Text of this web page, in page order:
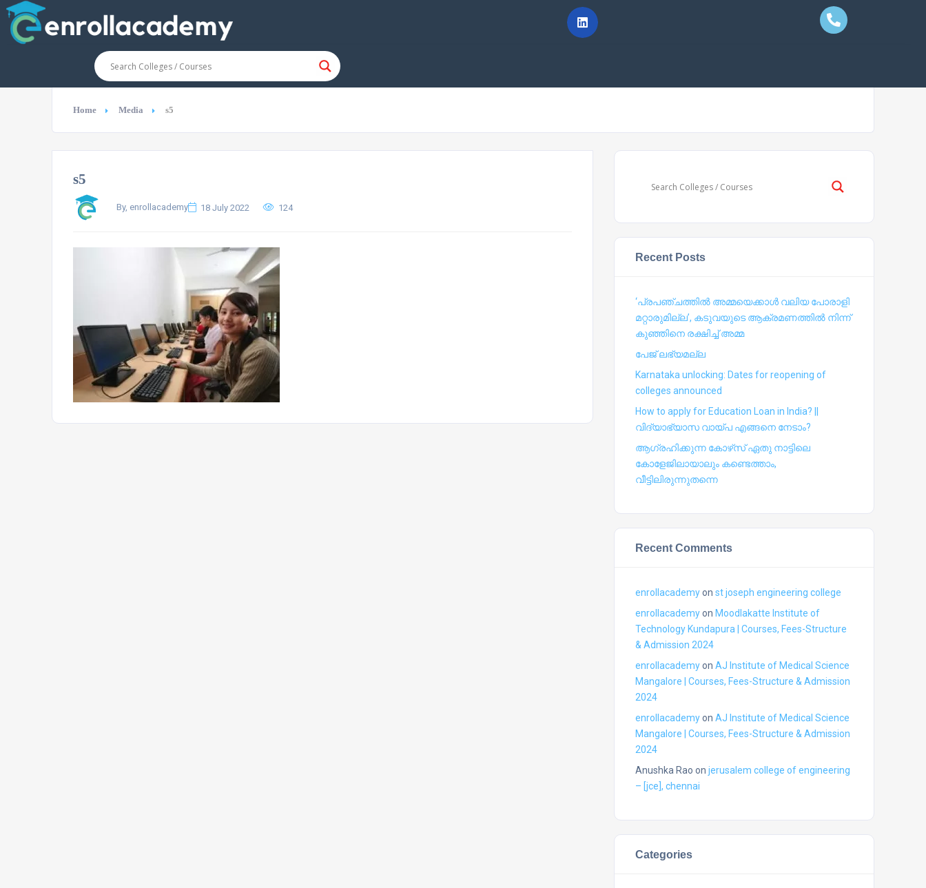
Home Media s5
s5
By, enrollacademy 18 July 2022 124
Recent Posts
‘പ്രപഞ്ചത്തില്‍ അമ്മയെക്കാള്‍ വലിയ പോരാളി
മറ്റാരുമില്ല’, കടുവയുടെ ആക്രമണത്തില്‍ നിന്ന്
കുഞ്ഞിനെ രക്ഷിച്ച് അമ്മ
പേജ് ലഭ്യമല്ല
Karnataka unlocking: Dates for reopening of
colleges announced
How to apply for Education Loan in India? ||
വിദ്യാഭ്യാസ വായ്പ എങ്ങനെ നേടാം?
ആഗ്രഹിക്കുന്ന കോഴ്‍സ് ഏതു നാട്ടിലെ
കോളേജിലായാലും കണ്ടെത്താം,
വീട്ടിലിരുന്നുതന്നെ
Recent Comments
enrollacademyon st joseph engineering college
enrollacademyon Moodlakatte Institute of
Technology Kundapura | Courses, Fees-Structure
& Admission 2024
enrollacademyon AJ Institute of Medical Science
Mangalore | Courses, Fees-Structure & Admission
2024
enrollacademyon AJ Institute of Medical Science
Mangalore | Courses, Fees-Structure & Admission
2024
Anushka Rao on jerusalem college of engineering
– [jce], chennai
Categories